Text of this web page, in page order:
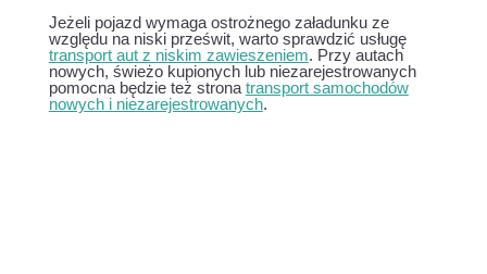
Jeżeli pojazd wymaga ostrożnego załadunku ze
względu na niski prześwit, warto sprawdzić usługę
transport aut z niskim zawieszeniem. Przy autach
nowych, świeżo kupionych lub niezarejestrowanych
pomocna będzie też strona transport samochodów
nowych i niezarejestrowanych.